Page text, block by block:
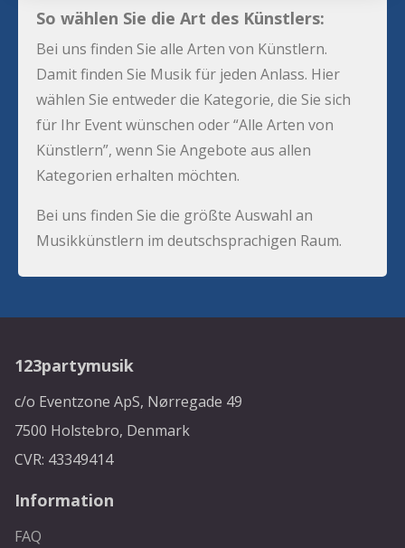
So wählen Sie die Art des Künstlers:
Bei uns finden Sie alle Arten von Künstlern.
Damit finden Sie Musik für jeden Anlass. Hier
wählen Sie entweder die Kategorie, die Sie sich
für Ihr Event wünschen oder “Alle Arten von
Künstlern”, wenn Sie Angebote aus allen
Kategorien erhalten möchten.
Bei uns finden Sie die größte Auswahl an
Musikkünstlern im deutschsprachigen Raum.
123partymusik
c/o Eventzone ApS, Nørregade 49
7500 Holstebro, Denmark
CVR: 43349414
Information
FAQ